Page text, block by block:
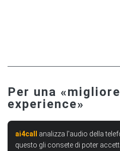
Per una
experience»
ai4call analizza l'audio della
questo gli consete di poter